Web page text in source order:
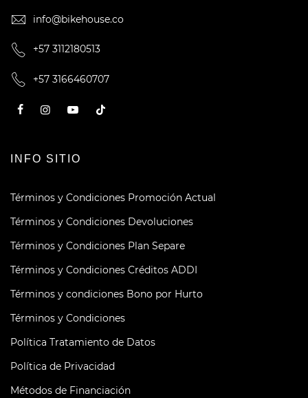
info@bikehouse.co
+57 3112180513
+57 3166460707
INFO SITIO
Términos y Condiciones Promoción Actual
Términos y Condiciones Devoluciones
Términos y Condiciones Plan Separe
Términos y Condiciones Créditos ADDI
Términos y condiciones Bono por Hurto
Términos y Condiciones
Política Tratamiento de Datos
Política de Privacidad
Métodos de Financiación